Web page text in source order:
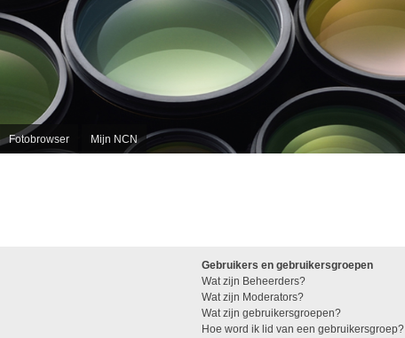
Fotobrowser Mijn NCN
Gebruikers en gebruikersgroepen
Wat zijn Beheerders?
Wat zijn Moderators?
Wat zijn gebruikersgroepen?
Hoe word ik lid van een gebruikersgroep?